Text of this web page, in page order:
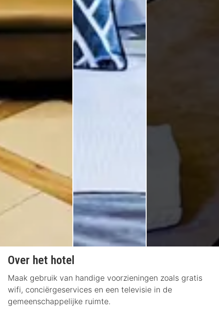
Over het hotel
Maak gebruik van handige voorzieningen zoals gratis
wifi, conciërgeservices en een televisie in de
gemeenschappelijke ruimte.